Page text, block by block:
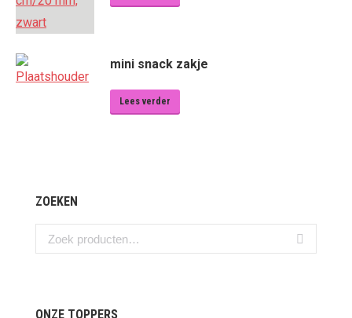
mini snack zakje
Lees verder
ZOEKEN
ONZE TOPPERS